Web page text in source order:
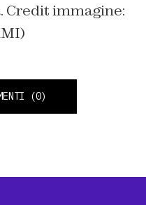
Credit immagine:
(0)